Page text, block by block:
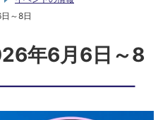
～8日
年6月6日～8